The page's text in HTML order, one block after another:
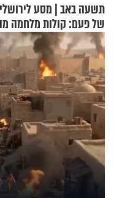
תשעה באב | מסע
של פעם: קולות מלחמה
הזיתים